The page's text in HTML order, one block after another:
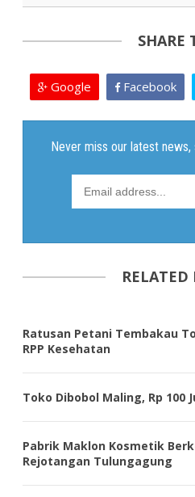
SHARE
Google Facebook
RELATED
Ratusan Petani Tembakau
RPP Kesehatan
Toko Dibobol Maling, Rp 100
Pabrik Maklon Kosmetik
Rejotangan Tulungagung